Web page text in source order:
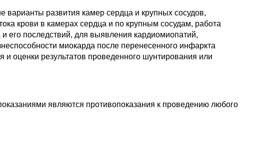
варианты развития камер сердца и крупных сосудов,
крови в камерах сердца и по крупным сосудам, работа
его последствий, для выявления кардиомиопатий,
миокарда после перенесенного инфаркта
и оценки результатов проведенного шунтирования или
являются противопоказания к проведению любого